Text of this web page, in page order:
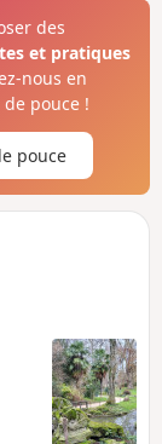
des
et pratiques
nous en
pouce !
pouce